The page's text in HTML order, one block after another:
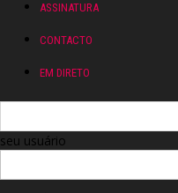
ASSINATURA
CONTACTO
EM DIRETO
seu usuário